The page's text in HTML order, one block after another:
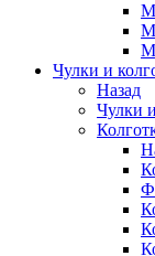
Чулки и
Назад
Чулки